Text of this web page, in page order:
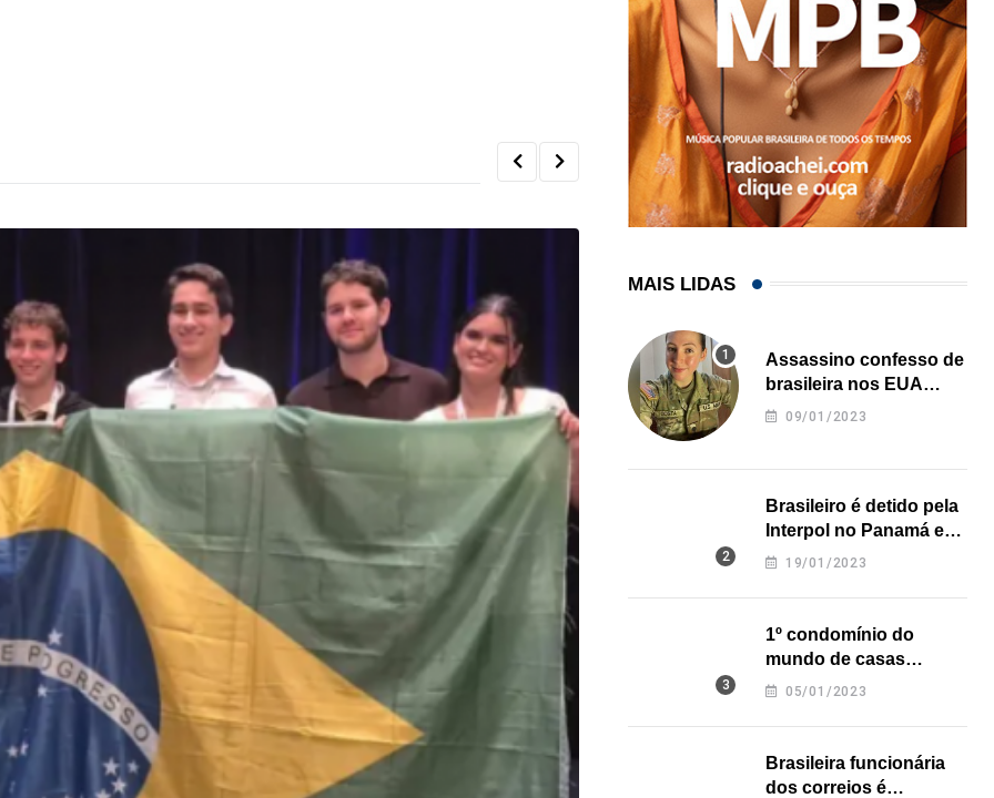
MAIS LIDAS
Assassino confesso de
brasileira nos EUA
revela onde deixou o
09/01/2023
Brasileiro é detido pela
Interpol no Panamá e
pode pegar prisão
19/01/2023
1º condomínio do
mundo de casas
impressas em 3D é
05/01/2023
Brasileira funcionária
dos correios é